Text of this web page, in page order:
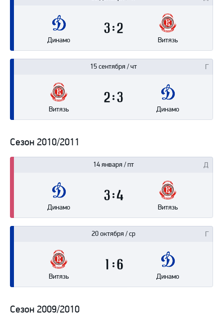
Динамо
3
Витязь
2
15 сентября / чт
Витязь
2
Динамо
3
Сезон 2010/2011
14 января / пт
Динамо
3
Витязь
4
20 октября / ср
Витязь
1
Динамо
6
Сезон 2009/2010